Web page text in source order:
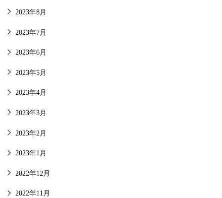
2023年8月
2023年7月
2023年6月
2023年5月
2023年4月
2023年3月
2023年2月
2023年1月
2022年12月
2022年11月